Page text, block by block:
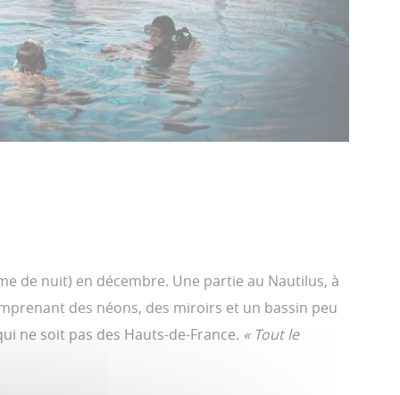
de nuit) en décembre. Une partie au Nautilus, à
des néons, des miroirs et un bassin peu
ne soit pas des Hauts-de-France. « Tout le